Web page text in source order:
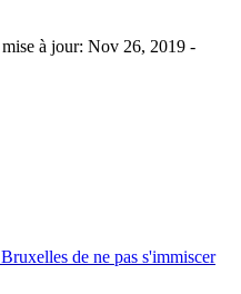
à jour: Nov 26, 2019 -
de ne pas s'immiscer